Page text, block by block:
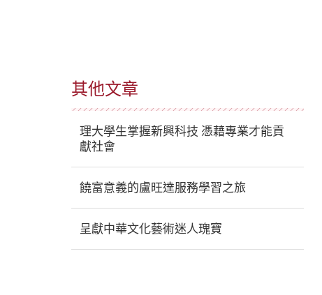
其他文章
理大學生掌握新興科技 憑藉專業才能貢
獻社會
饒富意義的盧旺達服務學習之旅
呈獻中華文化藝術迷人瑰寶